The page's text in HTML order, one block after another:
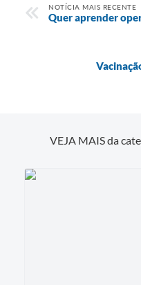
NOTÍCIA MAIS RECENTE
Quer aprender
VEJA MAIS da